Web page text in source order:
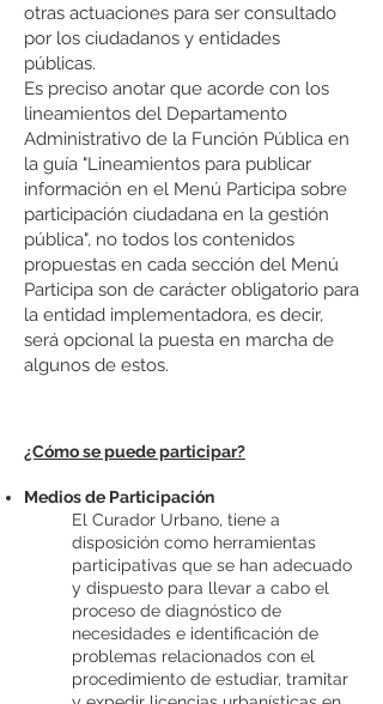
otras actuaciones para ser consultado
por los ciudadanos y entidades
públicas.
Es preciso anotar que acorde con los
lineamientos del Departamento
Administrativo de la Función Pública en
la guía "Lineamientos para publicar
información en el Menú Participa sobre
participación ciudadana en la gestión
pública", no todos los contenidos
propuestas en cada sección del Menú
Participa son de carácter obligatorio para
la entidad implementadora, es decir,
será opcional la puesta en marcha de
algunos de estos.
¿Cómo se puede participar?
Medios de Participación
El Curador Urbano, tiene a
disposición como herramientas
participativas que se han adecuado
y dispuesto para llevar a cabo el
proceso de diagnóstico de
necesidades e identificación de
problemas relacionados con el
procedimiento de estudiar, tramitar